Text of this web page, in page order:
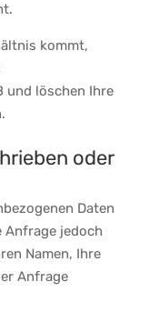
kommt,
und löschen Ihre
oder
Daten
jedoch
Namen, Ihre
Anfrage